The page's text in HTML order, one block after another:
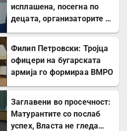
исплашена, посегна по
децата, организаторите и
Филип Петровски: Тројца
офицери на бугарската
армија го формираа ВМРО
Заглавени во просечност:
Матурантите со послаб
успех, Власта не гледа